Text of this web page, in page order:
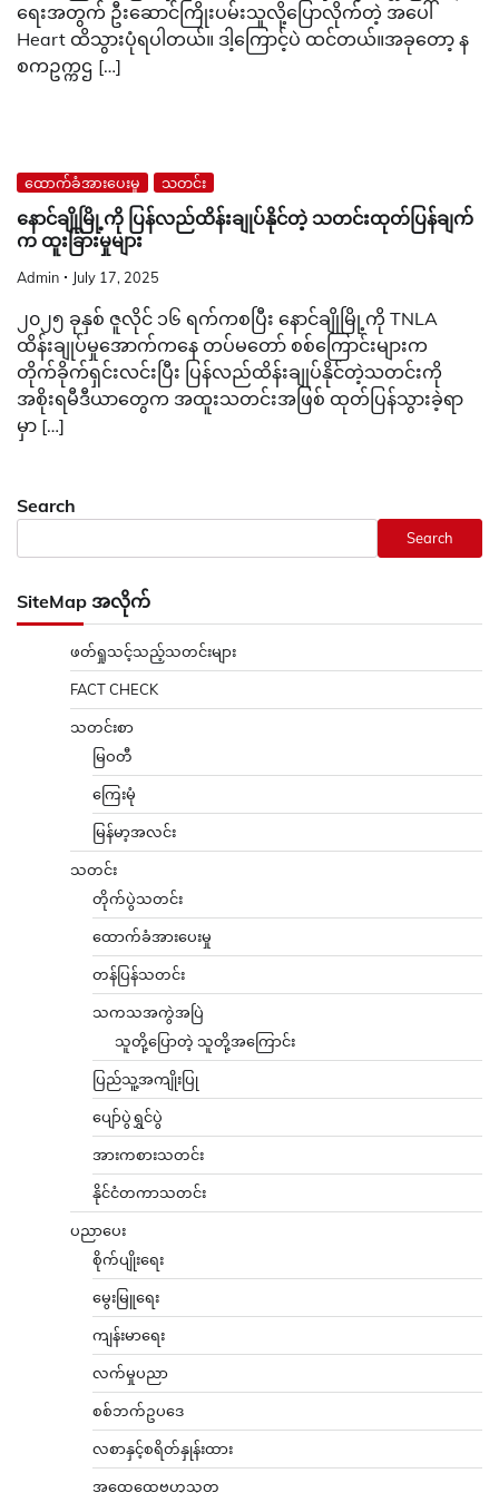
ရေးအတွက် ဦးဆောင်ကြိုးပမ်းသူလို့ပြောလိုက်တဲ့ အပေါ်
Heart ထိသွားပုံရပါတယ်။ ဒါ့ကြောင့်ပဲ ထင်တယ်။အခုတော့ ​န
စကဥက္ကဌ […]
ထောက်ခံအားပေးမှု သတင်း
နောင်ချိုမြို့ကို ပြန်လည်ထိန်းချုပ်နိုင်တဲ့ သတင်းထုတ်ပြန်ချက်
က ထူးခြားမှုများ
Admin July 17, 2025
၂၀၂၅ ခုနှစ် ဇူလိုင် ၁၆ ရက်ကစပြီး နောင်ချိုမြို့ကို TNLA
ထိန်းချုပ်မှုအောက်ကနေ တပ်မတော် စစ်ကြောင်းများက
တိုက်ခိုက်ရှင်းလင်းပြီး ပြန်လည်ထိန်းချုပ်နိုင်တဲ့သတင်းကို
အစိုးရမီဒီယာတွေက အထူးသတင်းအဖြစ် ထုတ်ပြန်သွားခဲ့ရာ
မှာ […]
Search
Search
SiteMap အလိုက်
ဖတ်ရှုသင့်သည့်သတင်းများ
FACT CHECK
သတင်းစာ
မြဝတီ
ကြေးမုံ
မြန်မာ့အလင်း
သတင်း
တိုက်ပွဲသတင်း
ထောက်ခံအားပေးမှု
တန်ပြန်သတင်း
သကသအကွဲအပြဲ
သူတို့ပြောတဲ့ သူတို့အကြောင်း
ပြည်သူ့အကျိုးပြု
ပျော်ပွဲရွှင်ပွဲ
အားကစားသတင်း
နိုင်ငံတကာသတင်း
ပညာပေး
စိုက်ပျိုးရေး
မွေးမြူရေး
ကျန်းမာရေး
လက်မှုပညာ
စစ်ဘက်ဥပဒေ
လစာနှင့်စရိတ်နှုန်းထား
အထွေထွေဗဟုသုတ